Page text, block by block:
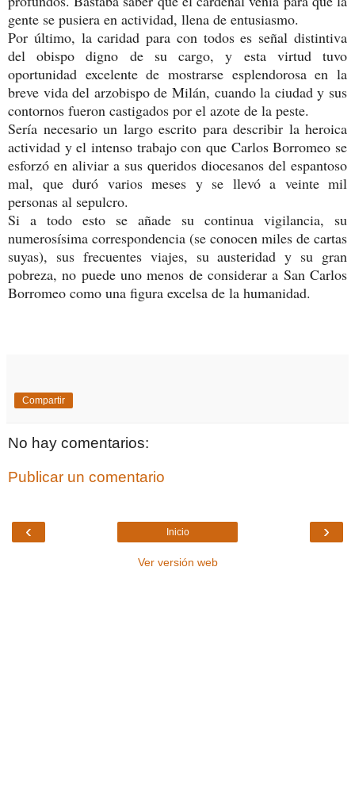
gente se pusiera en actividad, llena de entusiasmo.
Por último, la caridad para con todos es señal distintiva
del obispo digno de su cargo, y esta virtud tuvo
oportunidad excelente de mostrarse esplendorosa en la
breve vida del arzobispo de Milán, cuando la ciudad y sus
contornos fueron castigados por el azote de la peste.
Sería necesario un largo escrito para describir la heroica
actividad y el intenso trabajo con que Carlos Borromeo se
esforzó en aliviar a sus queridos diocesanos del espantoso
mal, que duró varios meses y se llevó a veinte mil
personas al sepulcro.
Si a todo esto se añade su continua vigilancia, su
numerosísima correspondencia (se conocen miles de cartas
suyas), sus frecuentes viajes, su austeridad y su gran
pobreza, no puede uno menos de considerar a San Carlos
Borromeo como una figura excelsa de la humanidad.
Compartir
No hay comentarios:
Publicar un comentario
‹ ›
Inicio
Ver versión web